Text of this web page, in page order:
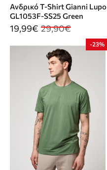
Ανδρικό T-Shirt Gianni Lupo
GL1053F-SS25 Green
19,99€ 29,90€
-23%